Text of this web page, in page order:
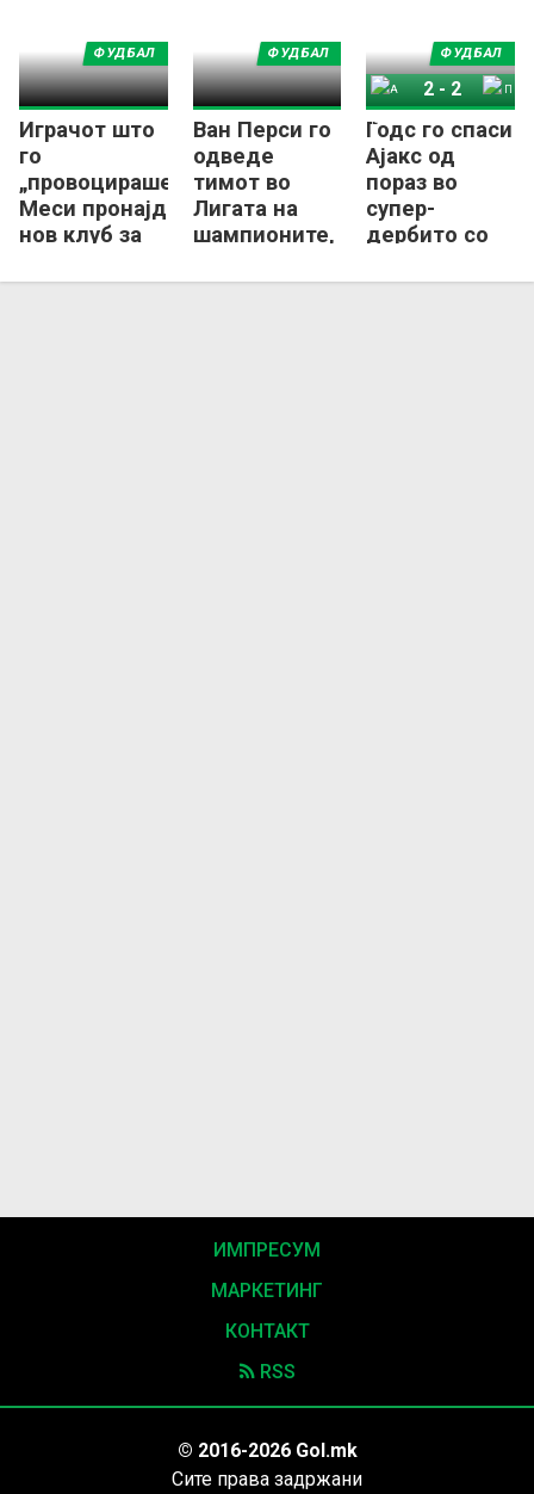
Играчот што
го
„провоцираше“
Меси пронајде
нов клуб за
ФУДБАЛ
Ван Перси го
одведе
тимот во
Лигата на
шампионите,
отказ
ФУДБАЛ
Годс го спаси
Ајакс од
пораз во
супер-
дербито со
Ајндховен
ФУДБАЛ
Ајакс
2-2
ПСВ Ајндховен
ИМПРЕСУМ
МАРКЕТИНГ
КОНТАКТ
RSS
© 2016-2026 Gol.mk
Сите права задржани